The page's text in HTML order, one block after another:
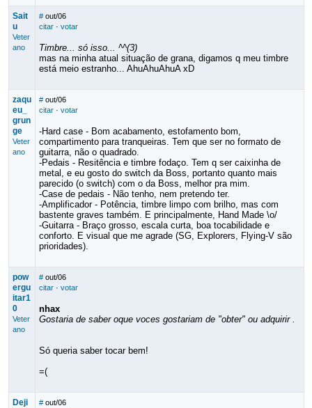
Sait
u
Veter
ano
# out/06
citar· votar
Timbre... só isso... ^^(3)
mas na minha atual situação de grana, digamos q meu timbre
está meio estranho... AhuAhuAhuA xD
zaqu
eu_
grun
ge
Veter
ano
# out/06
citar· votar
-Hard case - Bom acabamento, estofamento bom,
compartimento para tranqueiras. Tem que ser no formato de
guitarra, não o quadrado.
-Pedais - Resitência e timbre fodaço. Tem q ser caixinha de
metal, e eu gosto do switch da Boss, portanto quanto mais
parecido (o switch) com o da Boss, melhor pra mim.
-Case de pedais - Não tenho, nem pretendo ter.
-Amplificador - Potência, timbre limpo com brilho, mas com
bastente graves também. E principalmente, Hand Made \o/
-Guitarra - Braço grosso, escala curta, boa tocabilidade e
conforto. E visual que me agrade (SG, Explorers, Flying-V são
prioridades).
pow
ergu
itar1
0
Veter
ano
# out/06
citar· votar
nhax
Gostaria de saber oque voces gostariam de "obter" ou adquirir .
Só queria saber tocar bem!
=(
Deji # out/06